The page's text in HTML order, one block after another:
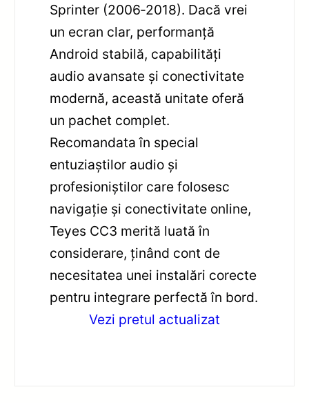
Sprinter (2006‑2018). Dacă vrei
un ecran clar, performanță
Android stabilă, capabilități
audio avansate și conectivitate
modernă, această unitate oferă
un pachet complet.
Recomandata în special
entuziaștilor audio și
profesioniștilor care folosesc
navigație și conectivitate online,
Teyes CC3 merită luată în
considerare, ținând cont de
necesitatea unei instalări corecte
pentru integrare perfectă în bord.
Vezi pretul actualizat